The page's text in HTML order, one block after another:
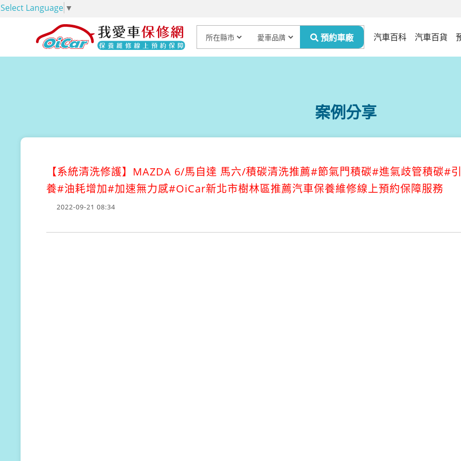
Select Language ▼
汽車百科 汽車百貨
案例分享
【系統清洗修護】 MAZDA 6/馬自達 馬六/積碳清洗推薦#節氣門積碳#進氣歧管積碳#
養#油耗增加#加速無力感#OiCar新北市樹林區推薦汽車保養維修線上預約保障服務
2022-09-21 08:34